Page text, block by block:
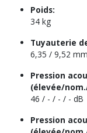
Poids:
34 kg
Tuyauterie
6,35 / 9,52
Pression
(élevée/
46 / - / - / - dB
Pression